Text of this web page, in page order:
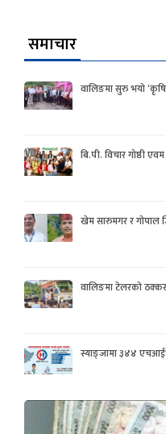
समाचार
वालिङमा सुरु भयो
बि.पी. विचार गोष्ठी
खेम सारुमगर र गोपाल
वालिङमा टेलरको
स्याङ्जामा ३४४